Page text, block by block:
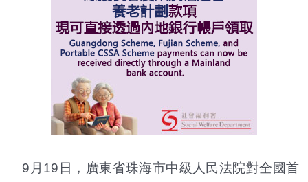
9月19日，廣東省珠海市中級人民法院對全國首